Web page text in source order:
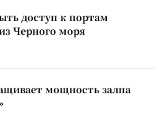
доступ к портам
Черного моря
мощность залпа